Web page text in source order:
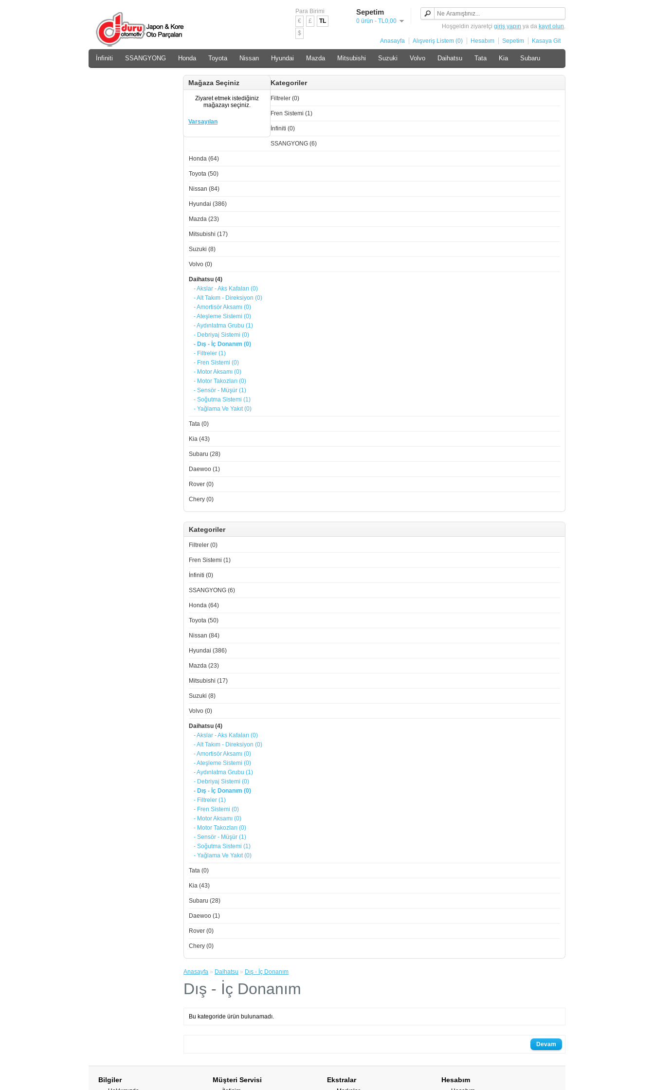
Para Birimi
€
£
TL
$
Sepetim
0 ürün - TL0,00
Hoşgeldin ziyaretçi giriş yapın ya da kayıt olun.
Anasayfa Alışveriş Listem (0) Hesabım Sepetim Kasaya Git
İnfiniti SSANGYONG Honda Toyota Nissan Hyundai Mazda Mitsubishi Suzuki Volvo Daihatsu Tata Kia Subaru
Mağaza Seçiniz
Ziyaret etmek istediğiniz
mağazayı seçiniz.
Varsayılan
Kategoriler
Filtreler (0)
Fren Sistemi (1)
İnfiniti (0)
SSANGYONG (6)
Honda (64)
Toyota (50)
Nissan (84)
Hyundai (386)
Mazda (23)
Mitsubishi (17)
Suzuki (8)
Volvo (0)
Daihatsu (4)
- Akslar - Aks Kafaları (0)
- Alt Takım - Direksiyon (0)
- Amortisör Aksamı (0)
- Ateşleme Sistemi (0)
- Aydınlatma Grubu (1)
- Debriyaj Sistemi (0)
- Dış - İç Donanım (0)
- Filtreler (1)
- Fren Sistemi (0)
- Motor Aksamı (0)
- Motor Takozları (0)
- Sensör - Müşür (1)
- Soğutma Sistemi (1)
- Yağlama Ve Yakıt (0)
Tata (0)
Kia (43)
Subaru (28)
Daewoo (1)
Rover (0)
Chery (0)
Kategoriler
Filtreler (0)
Fren Sistemi (1)
İnfiniti (0)
SSANGYONG (6)
Honda (64)
Toyota (50)
Nissan (84)
Hyundai (386)
Mazda (23)
Mitsubishi (17)
Suzuki (8)
Volvo (0)
Daihatsu (4)
- Akslar - Aks Kafaları (0)
- Alt Takım - Direksiyon (0)
- Amortisör Aksamı (0)
- Ateşleme Sistemi (0)
- Aydınlatma Grubu (1)
- Debriyaj Sistemi (0)
- Dış - İç Donanım (0)
- Filtreler (1)
- Fren Sistemi (0)
- Motor Aksamı (0)
- Motor Takozları (0)
- Sensör - Müşür (1)
- Soğutma Sistemi (1)
- Yağlama Ve Yakıt (0)
Tata (0)
Kia (43)
Subaru (28)
Daewoo (1)
Rover (0)
Chery (0)
Anasayfa » Daihatsu » Dış - İç Donanım
Dış - İç Donanım
Bu kategoride ürün bulunamadı.
Devam
Bilgiler Müşteri Servisi Ekstralar Hesabım